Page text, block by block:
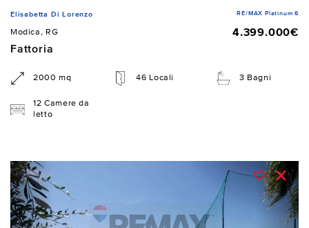
Elisabetta Di Lorenzo RE/MAX Platinum 6
Modica, RG
4.399.000€
Fattoria
2000 mq 46 Locali 3 Bagni
12 Camere da
letto